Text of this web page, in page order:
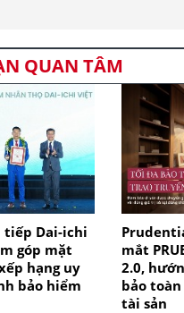
QUAN TÂM
tiếp Dai-ichi
góp mặt
hạng uy
bảo hiểm
mắt
2.0,
bảo
tài sản